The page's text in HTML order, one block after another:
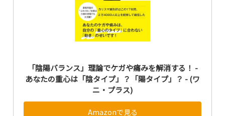
「陰陽バランス」理論でケガや痛みを解消する！ -
あなたの重心は「陰タイプ」？「陽タイプ」？ - (ワ
ニ・プラス)
Amazonで見る